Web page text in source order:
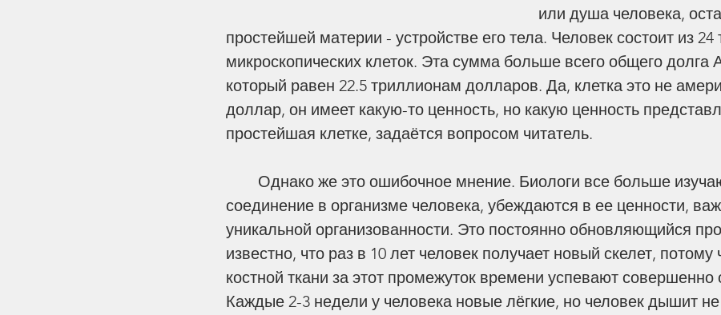
Человек на других страницах Жизнь Церкви Стойкость
Перемены Печать Антихриста Откровение
Контекст Гонения Эпидемия Пророчества
или душа человека,
простейшей материи - устройстве его тела. Человек состоит из
микроскопических клеток. Эта сумма больше всего общего долга
который равен 22.5 триллионам долларов. Да, клетка это не
доллар, он имеет какую-то ценность, но какую ценность
простейшая клетке, задаётся вопросом читатель.
соединение в организме человека, убеждаются в ее ценности,
уникальной организованности. Это постоянно обновляющийся
известно, что раз в 10 лет человек получает новый скелет, потому
костной ткани за этот промежуток времени успевают совершенно
Каждые 2-3 недели у человека новые лёгкие, но человек дышит